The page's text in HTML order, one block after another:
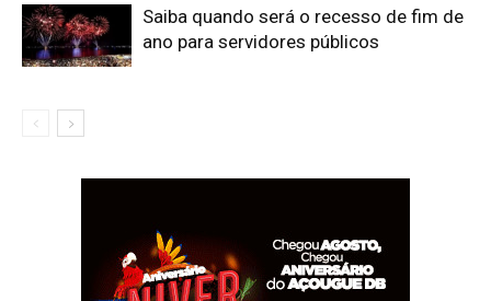
Saiba quando será o recesso de fim de
ano para servidores públicos